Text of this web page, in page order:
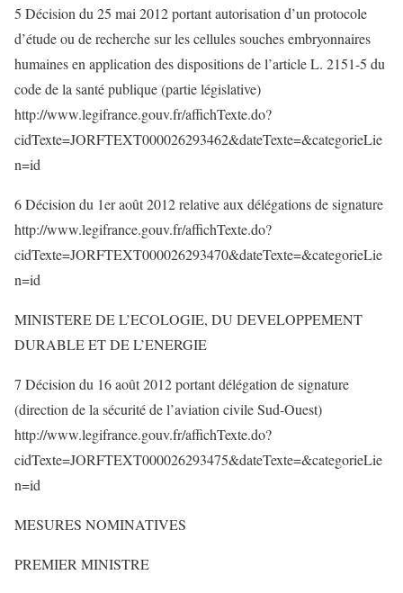
5 Décision du 25 mai 2012 portant autorisation d’un protocole
d’étude ou de recherche sur les cellules souches embryonnaires
humaines en application des dispositions de l’article L. 2151-5 du
code de la santé publique (partie législative)
http://www.legifrance.gouv.fr/affichTexte.do?
cidTexte=JORFTEXT000026293462&dateTexte=&categorieLie
n=id
6 Décision du 1er août 2012 relative aux délégations de signature
http://www.legifrance.gouv.fr/affichTexte.do?
cidTexte=JORFTEXT000026293470&dateTexte=&categorieLie
n=id
MINISTERE DE L’ECOLOGIE, DU DEVELOPPEMENT
DURABLE ET DE L’ENERGIE
7 Décision du 16 août 2012 portant délégation de signature
(direction de la sécurité de l’aviation civile Sud-Ouest)
http://www.legifrance.gouv.fr/affichTexte.do?
cidTexte=JORFTEXT000026293475&dateTexte=&categorieLie
n=id
MESURES NOMINATIVES
PREMIER MINISTRE